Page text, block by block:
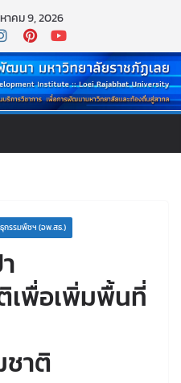
าคม 9, 2026
กรรมพืชฯ (อพ.สธ.)
เพื่อเพิ่มพื้นที่
าติ